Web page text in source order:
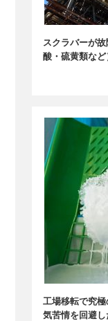
スクラバーが
酸・硫黄類など
工場移転で究
気苦情を回避し